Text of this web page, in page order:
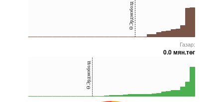
5000000000000005271677
Ө.Эрдэнэболд
Газар:
0.0 мян.төг
Ө.Эрдэнэболд